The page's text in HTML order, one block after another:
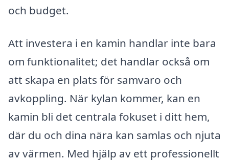
och budget.
Att investera i en kamin handlar inte bara
om funktionalitet; det handlar också om
att skapa en plats för samvaro och
avkoppling. När kylan kommer, kan en
kamin bli det centrala fokuset i ditt hem,
där du och dina nära kan samlas och njuta
av värmen. Med hjälp av ett professionellt